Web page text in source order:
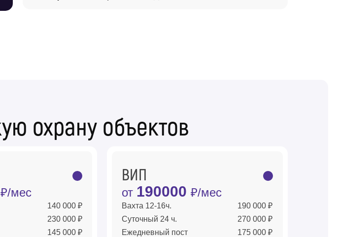
охрану объектов
₽/мес
140 000 ₽
230 000 ₽
145 000 ₽
ВИП
от 190000₽/мес
Вахта 12-16ч.
190 000 ₽
Суточный 24 ч.
270 000 ₽
Ежедневный пост
175 000 ₽